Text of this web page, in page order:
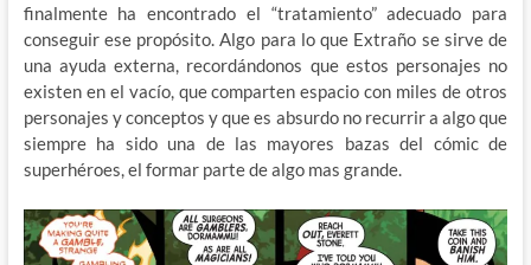
finalmente ha encontrado el “tratamiento” adecuado para
conseguir ese propósito. Algo para lo que Extraño se sirve de
una ayuda externa, recordándonos que estos personajes no
existen en el vacío, que comparten espacio con miles de otros
personajes y conceptos y que es absurdo no recurrir a algo que
siempre ha sido una de las mayores bazas del cómic de
superhéroes, el formar parte de algo mas grande.